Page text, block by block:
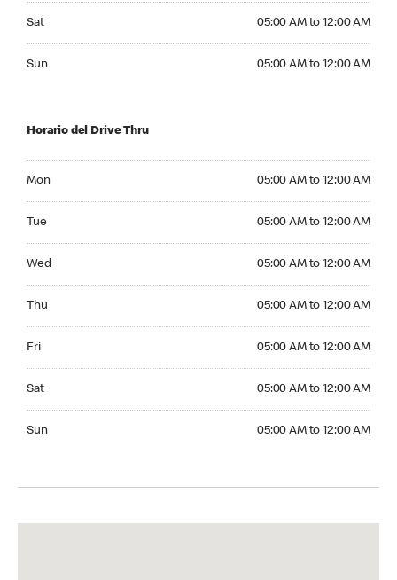
Sat 05:00 AM to 12:00 AM
Sun 05:00 AM to 12:00 AM
Horario del Drive Thru
Mon 05:00 AM to 12:00 AM
Tue 05:00 AM to 12:00 AM
Wed 05:00 AM to 12:00 AM
Thu 05:00 AM to 12:00 AM
Fri 05:00 AM to 12:00 AM
Sat 05:00 AM to 12:00 AM
Sun 05:00 AM to 12:00 AM